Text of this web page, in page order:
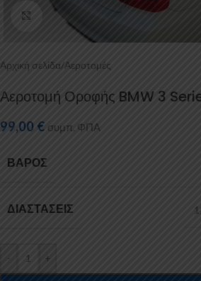
Κάντε κλικ για μεγέθυνση
Αρχική σελίδα/Αεροτομές
Αεροτομή Οροφής BMW 3
99,00 € συμπ. ΦΠΑ
ΒΆΡΟΣ
ΔΙΑΣΤΆΣΕΙΣ
- +